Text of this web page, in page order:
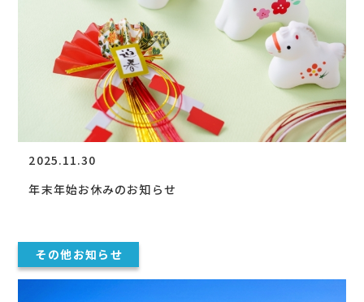
2025.11.30
年末年始お休みのお知らせ
その他お知らせ